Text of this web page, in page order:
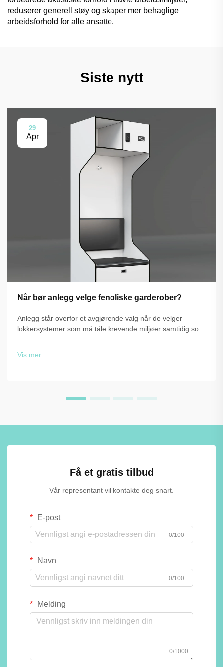
reduserer generell støy og skaper mer behaglige
arbeidsforhold for alle ansatte.
Siste nytt
29
Apr
Når bør anlegg velge fenoliske garderober?
Anlegg står overfor et avgjørende valg når de velger
lokkersystemer som må tåle krevende miljøer samtidig som
Vis mer
Få et gratis tilbud
Vår representant vil kontakte deg snart.
E-post
0/100
Navn
0/100
Melding
0/1000